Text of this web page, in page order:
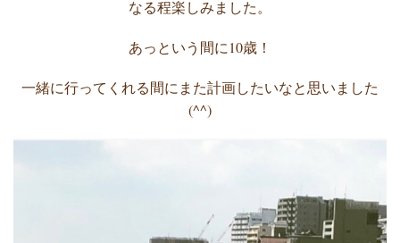
なる程楽しみました。
あっという間に10歳！
一緒に行ってくれる間にまた計画したいなと思いました
(^^)